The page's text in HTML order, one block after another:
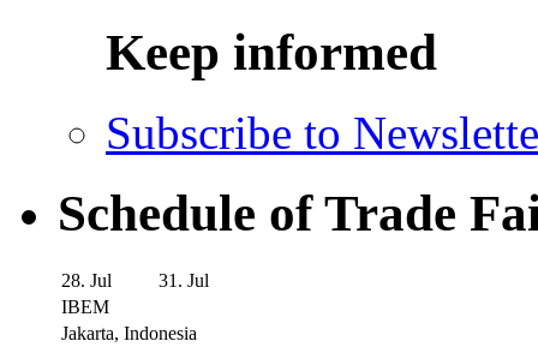
Keep informed
Subscribe to
Schedule of Trade
28. Jul
31. Jul
IBEM
Jakarta, Indonesia